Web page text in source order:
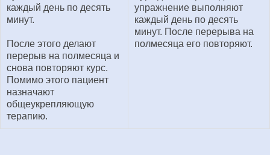
каждый день по десять
минут.
После этого делают
перерыв на полмесяца и
снова повторяют курс.
Помимо этого пациент
назначают
общеукрепляющую
терапию.
упражнение выполняют
каждый день по десять
минут. После перерыва на
полмесяца его повторяют.